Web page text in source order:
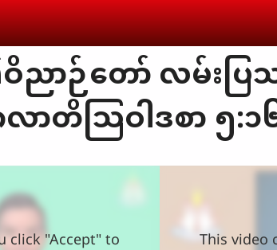
ညာဉ်တော် လမ်းပြ
လာတိသြဝါဒစာ ၅:၁
click "Accept" to
This video